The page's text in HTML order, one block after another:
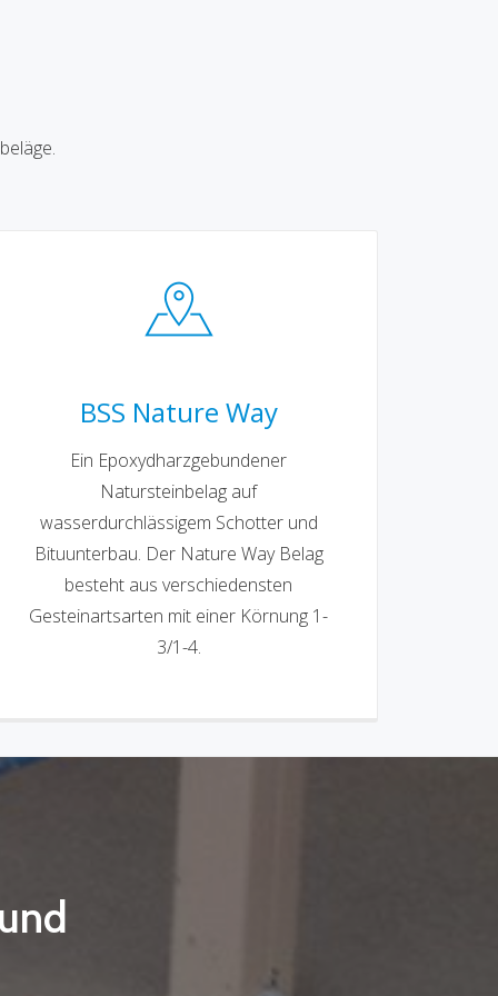
BSS Nature Way
Ein Epoxydharzgebundener
Natursteinbelag auf
wasserdurchlässigem Schotter und
Bituunterbau. Der Nature Way Belag
besteht aus verschiedensten
Gesteinartsarten mit einer Körnung 1-
3/1-4.